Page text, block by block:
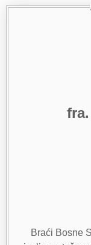
Braći Bosne